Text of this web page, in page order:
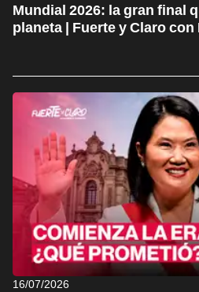
Mundial 2026: la gran final
planeta | Fuerte y Claro
16/07/2026